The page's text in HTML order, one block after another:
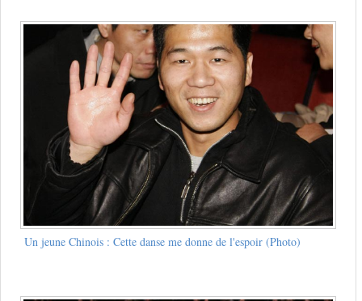
Un jeune Chinois : Cette danse me donne de l'espoir (Photo)